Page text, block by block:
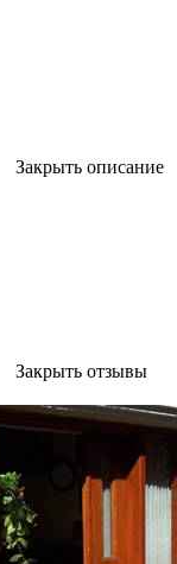
Закрыть описание
Закрыть отзывы